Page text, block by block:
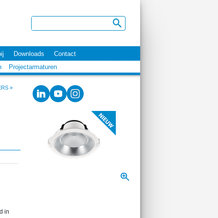
Downloads
Contact
Projectarmaturen
»
in